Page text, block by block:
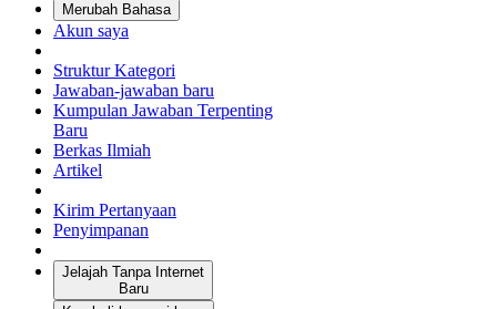
Merubah Bahasa
Akun saya
Struktur Kategori
Jawaban-jawaban baru
Kumpulan Jawaban Terpenting
Baru
Berkas Ilmiah
Artikel
Kirim Pertanyaan
Penyimpanan
Jelajah Tanpa Internet
Baru